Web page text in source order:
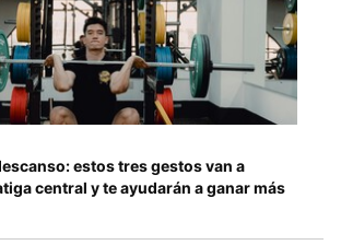
estos tres gestos van a
central y te ayudarán a ganar más